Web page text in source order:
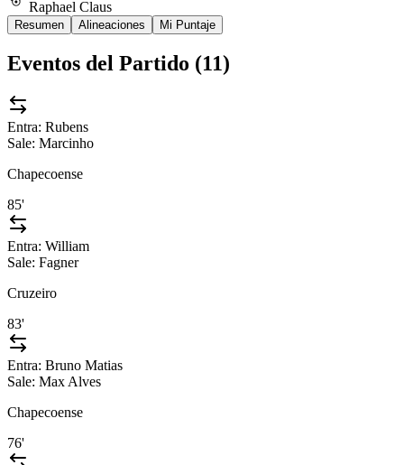
Raphael Claus
Resumen Alineaciones Mi Puntaje
Eventos del Partido (11)
Entra: Rubens
Sale: Marcinho
Chapecoense
85'
Entra: William
Sale: Fagner
Cruzeiro
83'
Entra: Bruno Matias
Sale: Max Alves
Chapecoense
76'